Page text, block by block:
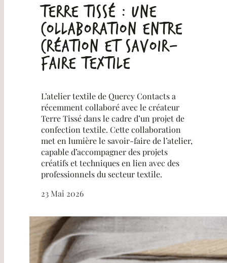
Terre Tissé : une
collaboration entre
création et savoir-
faire textile
L’atelier textile de Quercy Contacts a
récemment collaboré avec le créateur
Terre Tissé dans le cadre d’un projet de
confection textile. Cette collaboration
met en lumière le savoir-faire de l’atelier,
capable d’accompagner des projets
créatifs et techniques en lien avec des
professionnels du secteur textile.
23 Mai 2026